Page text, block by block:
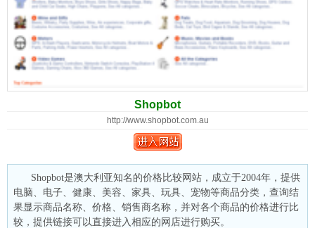
Shopbot
http://www.shopbot.com.au
Shopbot是澳大利亚知名的价格比较网站，成立于2004年，提供
电脑、电子、健康、美容、家具、玩具、宠物等商品分类，查询结
果显示商品名称、价格、销售商名称，并对各个商品的价格进行比
较，提供链接可以直接进入相应的网店进行购买。